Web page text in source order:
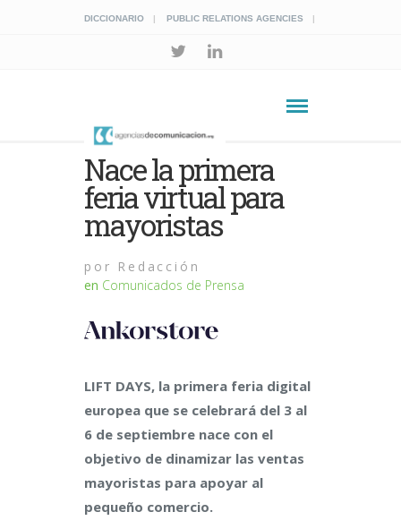
DICCIONARIO PUBLIC RELATIONS AGENCIES
Nace la primera
feria virtual para
mayoristas
por Redacción
en Comunicados de Prensa
LIFT DAYS, la primera feria digital
europea que se celebrará del 3 al
6 de septiembre nace con el
objetivo de dinamizar las ventas
mayoristas para apoyar al
pequeño comercio.